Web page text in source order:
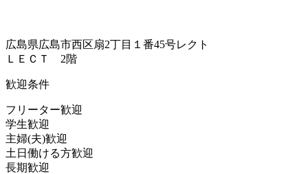
広島県広島市西区扇2丁目１番45号レクト
ＬＥＣＴ 2階
歓迎条件
フリーター歓迎
学生歓迎
主婦(夫)歓迎
土日働ける方歓迎
長期歓迎